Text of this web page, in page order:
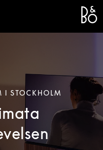
I STOCKHOLM